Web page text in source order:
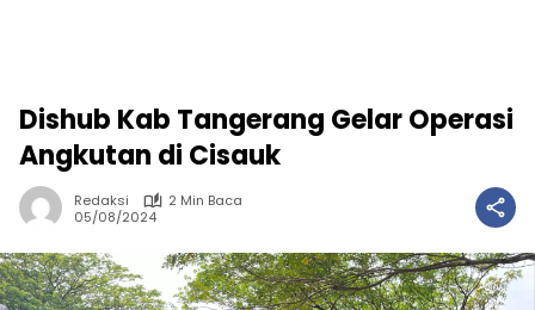
Dishub Kab Tangerang Gelar Operasi
Angkutan di Cisauk
Redaksi
2 Min Baca
05/08/2024